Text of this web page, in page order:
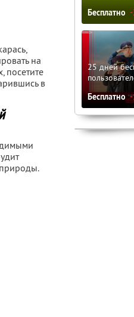
на
посетите
в
Бесплатно
25 дней
Бесплатно